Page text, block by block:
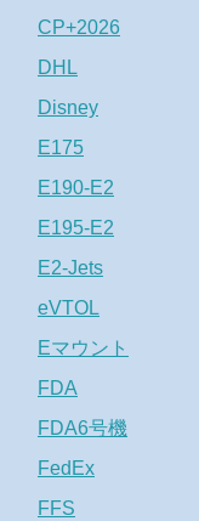
CP+2026
DHL
Disney
E175
E190-E2
E195-E2
E2-Jets
eVTOL
Eマウント
FDA
FDA6号機
FedEx
FFS